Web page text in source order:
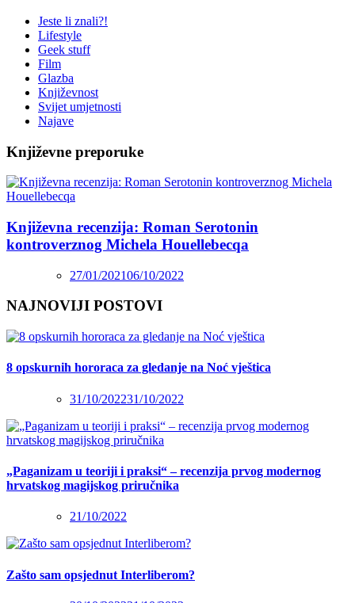
Jeste li znali?!
Lifestyle
Geek stuff
Film
Glazba
Književnost
Svijet umjetnosti
Najave
Književne preporuke
Književna recenzija: Roman Serotonin
kontroverznog Michela Houellebecqa
27/01/202106/10/2022
NAJNOVIJI POSTOVI
8 opskurnih hororaca za gledanje na Noć vještica
31/10/202231/10/2022
„Paganizam u teoriji i praksi“ – recenzija prvog modernog
hrvatskog magijskog priručnika
21/10/2022
Zašto sam opsjednut Interliberom?